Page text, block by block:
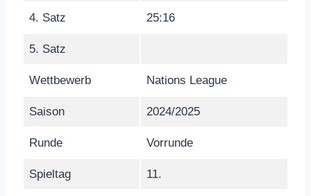
4. Satz 25:16
5. Satz
Wettbewerb Nations League
Saison 2024/2025
Runde Vorrunde
Spieltag 11.